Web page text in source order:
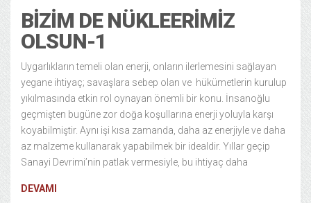
BIZIM DE NÜKLEERIMIZ
OLSUN-1
Uygarlıkların temeli olan enerji, onların ilerlemesini sağlayan
yegane ihtiyaç; savaşlara sebep olan ve hükümetlerin kurulup
yıkılmasında etkin rol oynayan önemli bir konu. İnsanoğlu
geçmişten bugüne zor doğa koşullarına enerji yoluyla karşı
koyabilmiştir. Aynı işi kısa zamanda, daha az enerjiyle ve daha
az malzeme kullanarak yapabilmek bir idealdir. Yıllar geçip
Sanayi Devrimi’nin patlak vermesiyle, bu ihtiyaç daha
DEVAMI